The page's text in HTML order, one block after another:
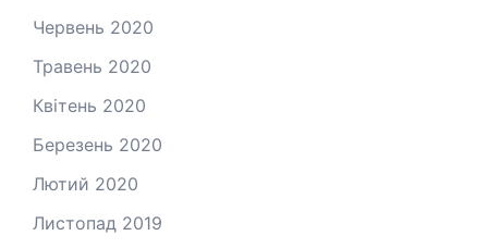
Червень 2020
Травень 2020
Квітень 2020
Березень 2020
Лютий 2020
Листопад 2019